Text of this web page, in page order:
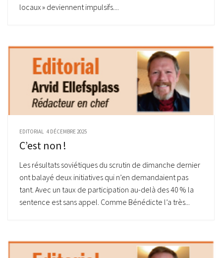
locaux » deviennent impulsifs....
EDITORIAL 4 DÉCEMBRE 2025
C’est non !
Les résultats soviétiques du scrutin de dimanche dernier
ont balayé deux initiatives qui n’en demandaient pas
tant. Avec un taux de participation au-delà des 40 % la
sentence est sans appel. Comme Bénédicte l’a très...